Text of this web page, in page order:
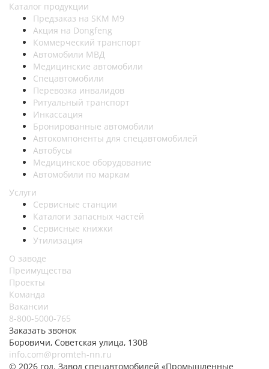
Каталог продукции
Предзаказ на SKM M9
Акция на Dongfeng
Коммерческий транспорт
Автомобили МВД
Медицинские автомобили
Спецавтомобили
Перевозка инвалидов
Ритуальный транспорт
Инкассация
Бронированные автомобили
Автокомпоненты для спецавтомобилей
Автобусы
Медицинское оборудование
Автомобили по маркам
Услуги
Сервисные станции
Каталоги запасных частей
Сервисные книжки
Утилизация
О заводе
Преимущества
Проекты
Команда
Вакансии
8-800-5000-765
Заказать звонок
Боровичи, Советская улица, 130В
info.com@promteh-nn.ru
© 2026 год. Завод спецавтомобилей «Промышленные